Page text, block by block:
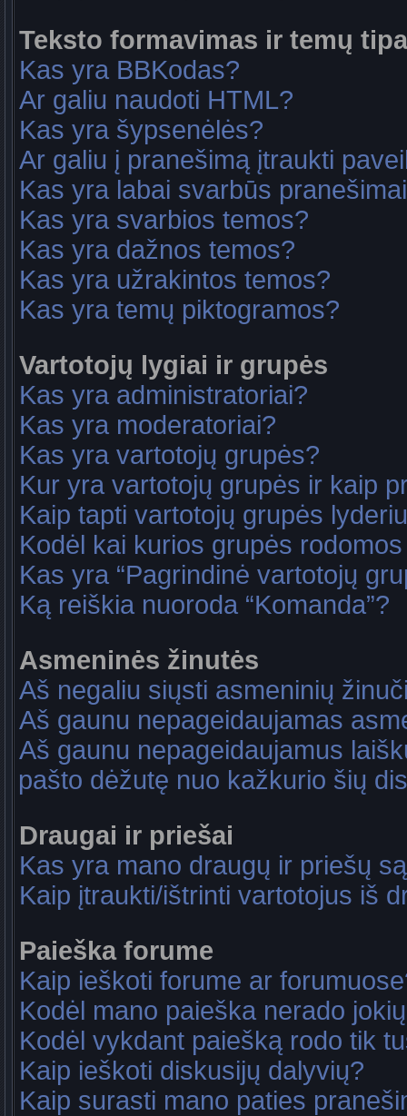
Teksto formavimas ir temų
Kas yra BBKodas?
Ar galiu naudoti HTML?
Kas yra šypsenėlės?
Ar galiu į pranešimą įtraukti
Kas yra labai svarbūs
Kas yra svarbios temos?
Kas yra dažnos temos?
Kas yra užrakintos temos?
Kas yra temų piktogramos?
Vartotojų lygiai ir grupės
Kas yra administratoriai?
Kas yra moderatoriai?
Kas yra vartotojų grupės?
Kur yra vartotojų grupės ir kaip
Kaip tapti vartotojų grupės
Kodėl kai kurios grupės
Kas yra “Pagrindinė vartotojų
Ką reiškia nuoroda “Komanda”?
Asmeninės žinutės
Aš negaliu siųsti asmeninių
Aš gaunu nepageidaujamas
Aš gaunu nepageidaujamus
pašto dėžutę nuo kažkurio šių
Draugai ir priešai
Kas yra mano draugų ir priešų
Kaip įtraukti/ištrinti vartotojus iš
Paieška forume
Kaip ieškoti forume ar
Kodėl mano paieška nerado
Kodėl vykdant paiešką rodo tik
Kaip ieškoti diskusijų dalyvių?
Kaip surasti mano paties